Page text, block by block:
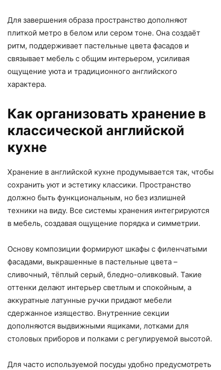
Для завершения образа пространство дополняют
плиткой метро в белом или сером тоне. Она создаёт
ритм, поддерживает пастельные цвета фасадов и
связывает мебель с общим интерьером, усиливая
ощущение уюта и традиционного английского
характера.
Как организовать хранение в
классической английской
кухне
Хранение в английской кухне продумывается так, чтобы
сохранить уют и эстетику классики. Пространство
должно быть функциональным, но без излишней
техники на виду. Все системы хранения интегрируются
в мебель, создавая ощущение порядка и симметрии.
Основу композиции формируют шкафы с филенчатыми
фасадами, выкрашенные в пастельные цвета –
сливочный, тёплый серый, бледно-оливковый. Такие
оттенки делают интерьер светлым и спокойным, а
аккуратные латунные ручки придают мебели
сдержанное изящество. Внутренние секции
дополняются выдвижными ящиками, лотками для
столовых приборов и полками с регулируемой высотой.
Для часто используемой посуды удобно предусмотреть